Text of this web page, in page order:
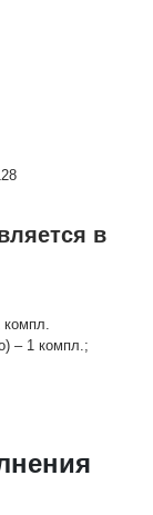
в
компл.
– 1 компл.;